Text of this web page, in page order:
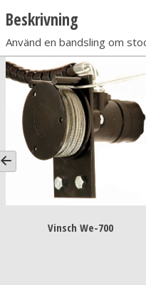
Beskrivning
Använd en bandsling om
Vinsch We-700